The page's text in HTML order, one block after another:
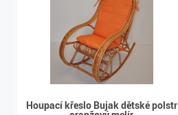
Houpací křeslo Bujak dětské polstr